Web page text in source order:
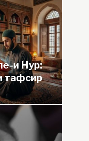
и Нур:
тафсир